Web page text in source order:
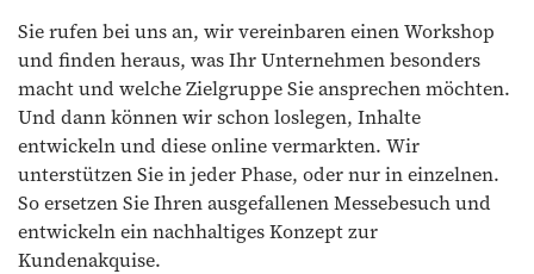
Sie rufen bei uns an, wir vereinbaren einen Workshop
und finden heraus, was Ihr Unternehmen besonders
macht und welche Zielgruppe Sie ansprechen möchten.
Und dann können wir schon loslegen, Inhalte
entwickeln und diese online vermarkten. Wir
unterstützen Sie in jeder Phase, oder nur in einzelnen.
So ersetzen Sie Ihren ausgefallenen Messebesuch und
entwickeln ein nachhaltiges Konzept zur
Kundenakquise.